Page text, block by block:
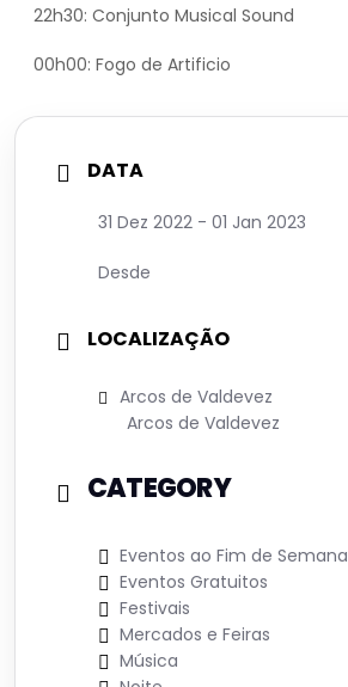
22h30: Conjunto Musical Sound
00h00: Fogo de Artificio
DATA
31 Dez 2022 - 01 Jan 2023
Desde
LOCALIZAÇÃO
Arcos de Valdevez
Arcos de Valdevez
CATEGORY
Eventos ao Fim de Semana
Eventos Gratuitos
Festivais
Mercados e Feiras
Música